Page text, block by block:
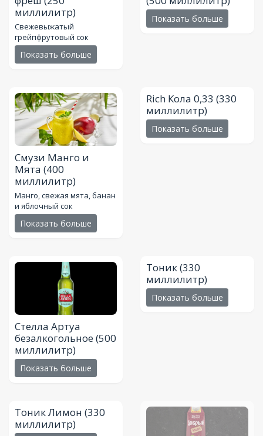
миллилитр)
Свежевыжатый
грейпфрутовый сок
Показать больше
Показать больше
Смузи Манго и
Мята (400
миллилитр)
Манго, свежая мята, банан
и яблочный сок
Показать больше
Rich Кола 0,33 (330
миллилитр)
Показать больше
Стелла Артуа
безалкогольное(500
миллилитр)
Показать больше
Тоник(330
миллилитр)
Показать больше
Тоник Лимон (330
миллилитр)